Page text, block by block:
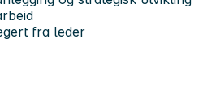
fra leder